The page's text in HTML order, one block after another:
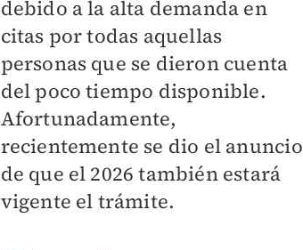
debido a la alta demanda en
citas por todas aquellas
personas que se dieron cuenta
del poco tiempo disponible.
Afortunadamente,
recientemente se dio el anuncio
de que el 2026 también estará
vigente el trámite.